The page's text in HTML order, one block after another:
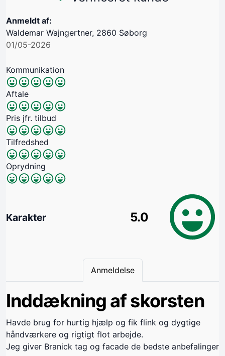
Anmeldt af:
Waldemar Wajngertner, 2860 Søborg
01/05-2026
Kommunikation
Aftale
Pris jfr. tilbud
Tilfredshed
Oprydning
Karakter 5.0
Anmeldelse
Inddækning af skorsten
Havde brug for hurtig hjælp og fik flink og dygtige
håndværkere og rigtigt flot arbejde.
Jeg giver Branick tag og facade de bedste anbefalinger